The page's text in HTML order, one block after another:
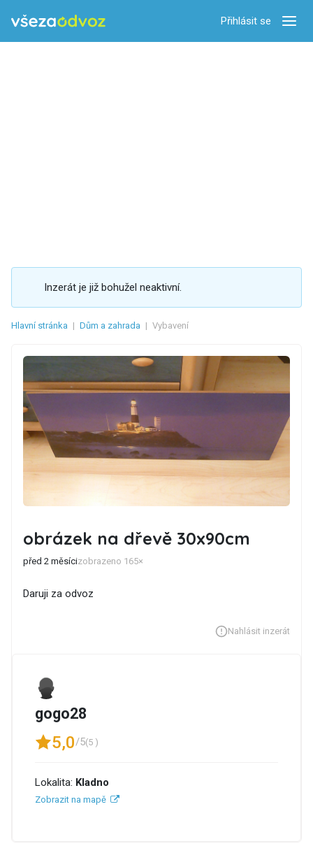
Přihlásit se
Inzerát je již bohužel neaktivní.
Hlavní stránka | Dům a zahrada | Vybavení
obrázek na dřevě 30x90cm
před 2 měsícizobrazeno 165×
Daruji za odvoz
Nahlásit inzerát
gogo28
5,0/5(5 )
Lokalita: Kladno
Zobrazit na mapě